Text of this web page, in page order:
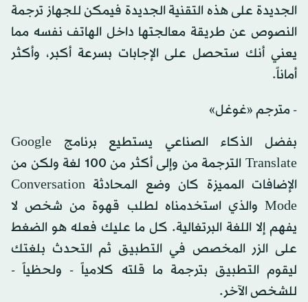
الجديدة على هذه التقنية الجديدة فيمكن للجهاز ترجمة
النصوص عن طريقة معالجتها داخل الهاتف نفسه مما
يعني أنك ستحصل على الإجابات بسرعة أكبر، وأكثر
أماناً.
- مترجم «غوغل»
بفضل الذكاء الصناعي يستطيع برنامج Google
Translate الترجمة من وإلى أكثر من 100 لغة ولكن من
الإضافات المميزة كان وضع المحادثة Conversation
Mode والذي استخدمناه لطلب قهوة من شخص لا
يفهم إلا اللغة البرتغالية. كل ما عليك فعله هو الضغط
على الزر المخصص في التطبيق ثم التحدث بلغتك
ليقوم التطبيق بترجمة ما قلته كلامياً - ولحظياً -
للشخص الآخر.